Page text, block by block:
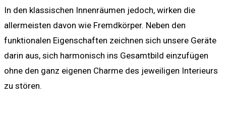
In den klassischen Innenräumen jedoch, wirken die
allermeisten davon wie Fremdkörper. Neben den
funktionalen Eigenschaften zeichnen sich unsere Geräte
darin aus, sich harmonisch ins Gesamtbild einzufügen
ohne den ganz eigenen Charme des jeweiligen Interieurs
zu stören.